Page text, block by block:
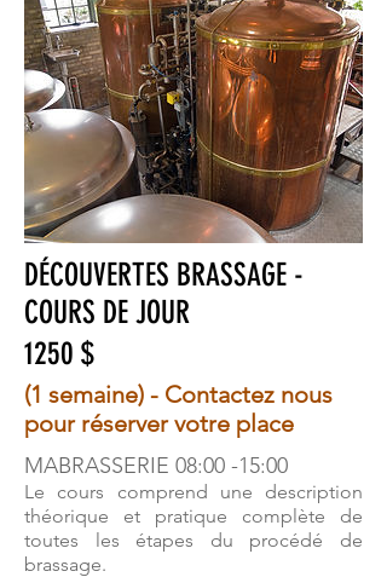
DÉCOUVERTES BRASSAGE -
COURS DE JOUR
1250 $
(1 semaine) - Contactez nous
pour réserver votre place
MABRASSERIE 08:00 -15:00
Le cours comprend une description
théorique et pratique complète de
toutes les étapes du procédé de
brassage.